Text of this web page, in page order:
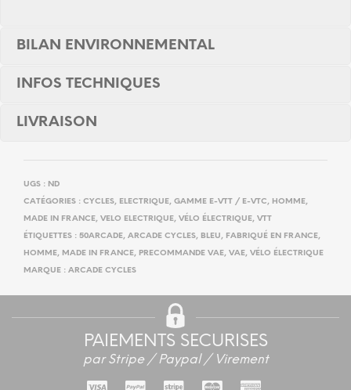
BILAN ENVIRONNEMENTAL
INFOS TECHNIQUES
LIVRAISON
UGS : ND
CATÉGORIES : CYCLES, ELECTRIQUE, GAMME E-VTT / E-VTC, HOMME,
MADE IN FRANCE, VELO ELECTRIQUE, VÉLO ÉLECTRIQUE, VTT
ÉTIQUETTES : 50ARCADE, ARCADE CYCLES, BLEU, FABRIQUÉ EN FRANCE,
HOMME, MADE IN FRANCE, PRECOMMANDE VAE, VAE, VÉLO ÉLECTRIQUE
MARQUE : ARCADE CYCLES
PAIEMENTS SECURISES
par Stripe / Paypal / Virement